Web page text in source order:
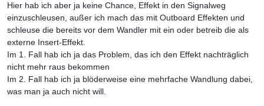
Hier hab ich aber ja keine Chance, Effekt in den Signalweg
einzuschleusen, außer ich mach das mit Outboard Effekten und
schleuse die bereits vor dem Wandler mit ein oder betreib die als
externe Insert-Effekt.
Im 1. Fall hab ich ja das Problem, das ich den Effekt nachträglich
nicht mehr raus bekommen
Im 2. Fall hab ich ja blöderweise eine mehrfache Wandlung dabei,
was man ja auch nicht will.